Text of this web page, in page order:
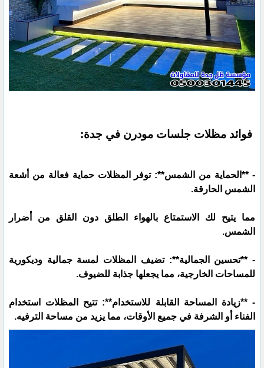
فوائد مظلات جلسات مودرن في جدة:
- **الحماية من الشمس**: توفر المظلات حماية فعالة من أشعة
الشمس الحارقة.
مما يتيح لك الاستمتاع بالهواء الطلق دون القلق من أضرار
الشمس.
- **تحسين الجمالية**: تضيف المظلات لمسة جمالية وديكورية
للمساحات الخارجية، مما يجعلها جذابة للضيوف.
- **زيادة المساحة القابلة للاستخدام**: تتيح المظلات استخدام
الفناء أو الشرفة في جميع الأوقات، مما يزيد من مساحة الترفيه.